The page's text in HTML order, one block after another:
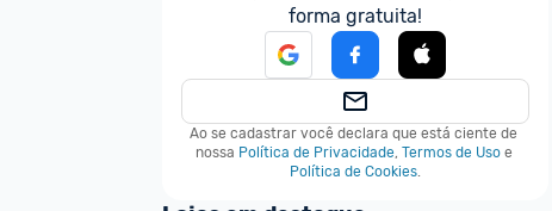
forma gratuita!
Ao se cadastrar você declara que está ciente de
nossa Política de Privacidade, Termos de Uso e
Política de Cookies.